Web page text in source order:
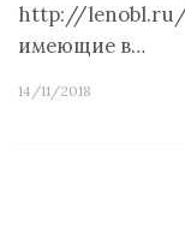
http://lenobl.ru/
имеющие в…
14/11/2018